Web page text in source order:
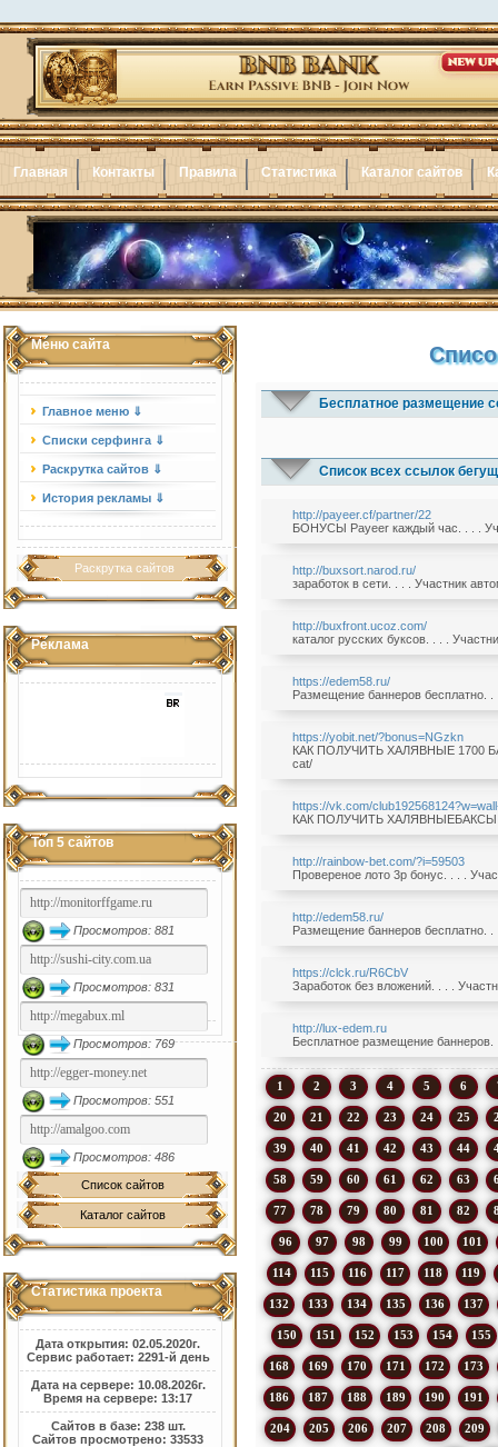
Главная Контакты Правила Статистика Каталог сайтов
Меню сайта
Главное меню ⇓
Списки серфинга ⇓
Раскрутка сайтов ⇓
История рекламы ⇓
Раскрутка сайтов
Реклама
Топ 5 сайтов
Просмотров: 881
Просмотров: 831
Просмотров: 769
Просмотров: 551
Просмотров: 486
Список сайтов
Каталог сайтов
Статистика проекта
Дата открытия: 02.05.2020г.
Сервис работает: 2291-й день
Дата на сервере: 10.08.2026г.
Время на сервере: 13:17
Сайтов в базе: 238 шт.
Сайтов просмотрено: 33533
Бесплатное размещение
Список всех ссылок
http://payeer.cf/partner/22
БОНУСЫ Payeer каждый час. . . .
http://buxsort.narod.ru/
заработок в сети. . . . Участник
http://buxfront.ucoz.com/
каталог русских буксов. . . .
https://edem58.ru/
Размещение баннеров бесплатно. .
https://yobit.net/?bonus=NGzkn
КАК ПОЛУЧИТЬ ХАЛЯВНЫЕ 1700
cat/
https://vk.com/
КАК ПОЛУЧИТЬ ХАЛЯВНЫЕБАКСЫ . .
http://rainbow-bet.com/?i=59503
Провереное лото 3р бонус. . . .
http://edem58.ru/
Размещение баннеров бесплатно. .
https://clck.ru/R6CbV
Заработок без вложений. . . .
http://lux-edem.ru
Бесплатное размещение баннеров.
1 2 3 4 5 6
20 21 22 23 24 25
39 40 41 42 43 44
58 59 60 61 62 63
77 78 79 80 81 82
96 97 98 99 100 101
114 115 116 117 118 119
132 133 134 135 136 137
150 151 152 153 154 155
168 169 170 171 172 173
186 187 188 189 190 191
204 205 206 207 208 209